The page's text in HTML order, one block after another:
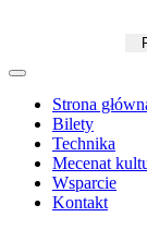
Strona
Bilety
Technika
Mecenat
Wsparcie
Kontakt